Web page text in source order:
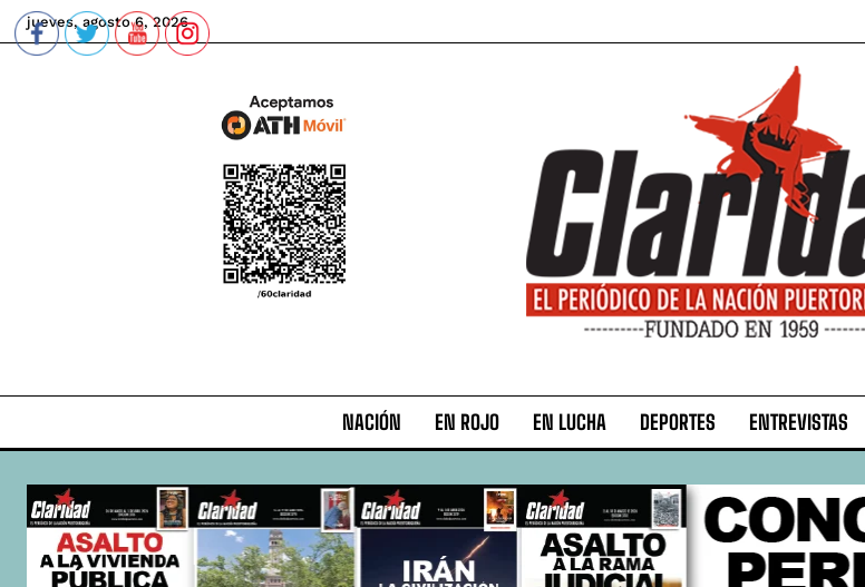
jueves, agosto 6, 2026
NACIÓN EN ROJO EN LUCHA DEPORTES ENTREVISTAS